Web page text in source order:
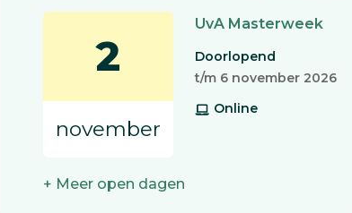
2
november
UvA Masterweek
Doorlopend
t/m 6 november 2026
Online
+ Meer open dagen